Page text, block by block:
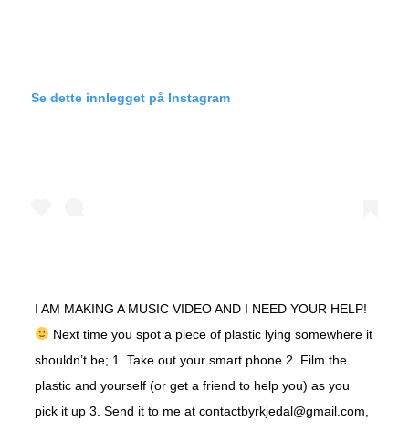
Se dette innlegget på Instagram
I AM MAKING A MUSIC VIDEO AND I NEED YOUR HELP!
Next time you spot a piece of plastic lying somewhere it
shouldn’t be; 1. Take out your smart phone 2. Film the
plastic and yourself (or get a friend to help you) as you
pick it up 3. Send it to me at contactbyrkjedal@gmail.com,